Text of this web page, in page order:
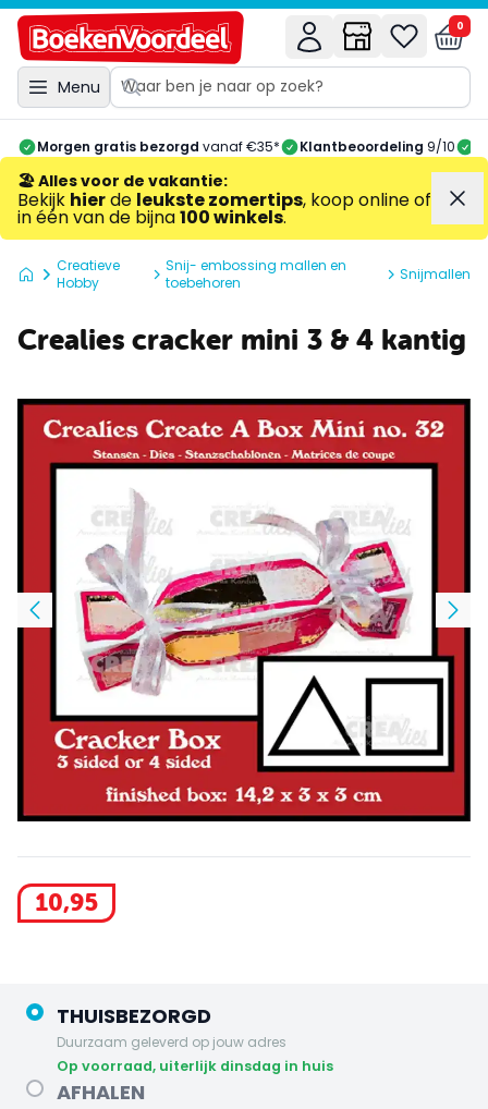
Menu
0
Morgen gratis bezorgd vanaf €35* Klantbeoordeling 9/10
🏖️ Alles voor de vakantie:
Bekijk hierde leukste zomertips, koop online of
in één van de bijna100 winkels.
Creatieve
Hobby
Snij- embossing mallen en
toebehoren
Snijmallen
Crealies cracker mini 3 & 4 kantig
10,95
THUISBEZORGD
Duurzaam geleverd op jouw adres
op voorraad, uiterlijk dinsdag in huis
AFHALEN